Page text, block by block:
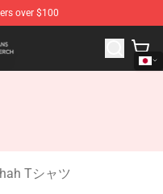
over $100
Merchandise Store
Tシャツ